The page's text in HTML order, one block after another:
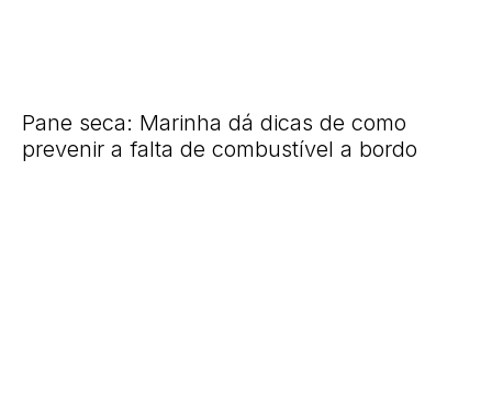
Pane seca: Marinha dá dicas de como
prevenir a falta de combustível a bordo